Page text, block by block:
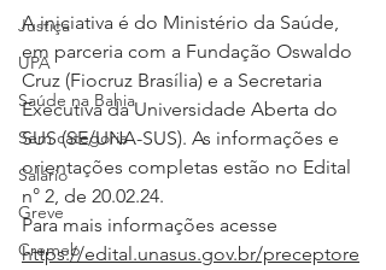
Justiça
UPA
Saúde na Bahia
Sem categoria
Salário
Greve
Cremeb
A iniciativa é do Ministério da Saúde,
em parceria com a Fundação Oswaldo
Cruz (Fiocruz Brasília) e a Secretaria
Executiva da Universidade Aberta do
SUS (SE/UNA-SUS). As informações e
orientações completas estão no Edital
n° 2, de 20.02.24.
Para mais informações acesse
https://edital.unasus.gov.br/preceptore